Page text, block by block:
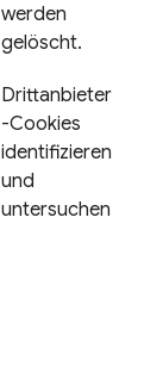
werden
gelöscht.
Drittanbieter
-Cookies
identifizieren
und
untersuchen